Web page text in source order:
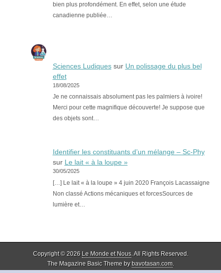
bien plus profondément. En effet, selon une étude
canadienne publiée…
Sciences Ludiquessur Un polissage du plus bel
effet
18/08/2025
Je ne connaissais absolument pas les palmiers à ivoire!
Merci pour cette magnifique découverte! Je suppose que
des objets sont…
Identifier les constituants d’un mélange – Sc-Phy
sur Le lait « à la loupe »
30/05/2025
[…] Le lait « à la loupe » 4 juin 2020 François Lacassaigne
Non classé Actions mécaniques et forcesSources de
lumière et…
Copyright © 2026 Le Monde et Nous. All Rights Reserved.
The Magazine Basic Theme bybavotasan.com